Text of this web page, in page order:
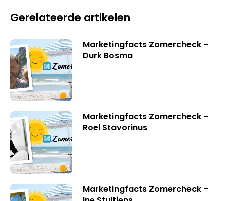
Gerelateerde artikelen
Marketingfacts Zomercheck –
Durk Bosma
Marketingfacts Zomercheck –
Roel Stavorinus
Marketingfacts Zomercheck –